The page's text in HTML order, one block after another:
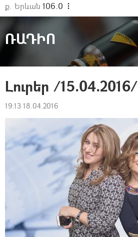
ք. Երևան 106.0
ՌԱԴԻՈ
​Լուրեր /15.04.2016/
19:13 18.04.2016